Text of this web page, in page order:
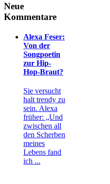
Neue
Kommentare
Alexa Feser:
Von der
Songpoetin
zur Hip-
Hop-Braut?
Sie versucht
halt trendy zu
sein. Alexa
früher: „Und
zwischen all
den Scherben
meines
Lebens fand
ich ...